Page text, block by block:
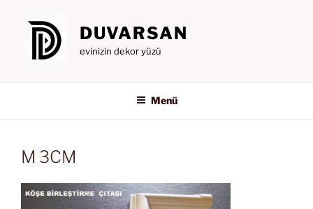
DUVARSAN
evinizin dekor yüzü
Menü
M 3CM